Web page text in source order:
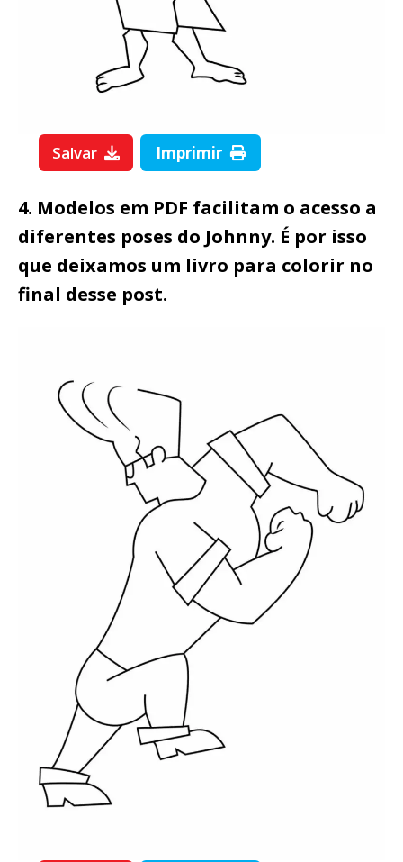
Salvar Imprimir
4. Modelos em PDF facilitam o acesso a
diferentes poses do Johnny. É por isso
que deixamos um livro para colorir no
final desse post.